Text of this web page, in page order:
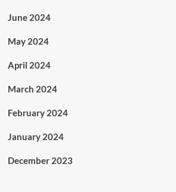
June 2024
May 2024
April 2024
March 2024
February 2024
January 2024
December 2023